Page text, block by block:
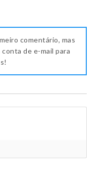
comentário, mas
de e-mail para